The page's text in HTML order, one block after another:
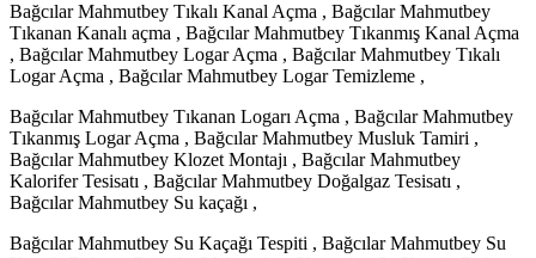
Bağcılar Mahmutbey Tıkalı Kanal Açma , Bağcılar Mahmutbey
Tıkanan Kanalı açma , Bağcılar Mahmutbey Tıkanmış Kanal Açma
, Bağcılar Mahmutbey Logar Açma , Bağcılar Mahmutbey Tıkalı
Logar Açma , Bağcılar Mahmutbey Logar Temizleme ,
Bağcılar Mahmutbey Tıkanan Logarı Açma , Bağcılar Mahmutbey
Tıkanmış Logar Açma , Bağcılar Mahmutbey Musluk Tamiri ,
Bağcılar Mahmutbey Klozet Montajı , Bağcılar Mahmutbey
Kalorifer Tesisatı , Bağcılar Mahmutbey Doğalgaz Tesisatı ,
Bağcılar Mahmutbey Su kaçağı ,
Bağcılar Mahmutbey Su Kaçağı Tespiti , Bağcılar Mahmutbey Su